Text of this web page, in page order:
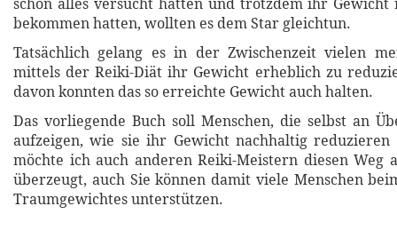
schon alles versucht hatten und trotzdem ihr
bekommen hatten, wollten es dem Star gleichtun.
Tatsächlich gelang es in der Zwischenzeit vielen
mittels der Reiki-Diät ihr Gewicht erheblich zu
davon konnten das so erreichte Gewicht auch halten.
Das vorliegende Buch soll Menschen, die selbst an
aufzeigen, wie sie ihr Gewicht nachhaltig reduzieren
möchte ich auch anderen Reiki-Meistern diesen Weg
überzeugt, auch Sie können damit viele Menschen
Traumgewichtes unterstützen.